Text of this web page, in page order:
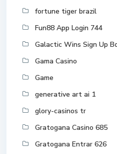
fortune tiger brazil
Fun88 App Login 744
Galactic Wins Sign Up
Gama Casino
Game
generative art ai 1
glory-casinos tr
Gratogana Casino 685
Gratogana Entrar 626